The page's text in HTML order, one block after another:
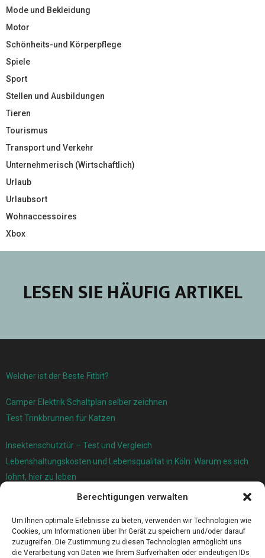
Berechtigungen verwalten
Um Ihnen optimale Erlebnisse zu bieten, verwenden wir Technologien wie
Cookies, um Informationen über Ihr Gerät zu speichern und/oder darauf
zuzugreifen. Die Zustimmung zu diesen Technologien ermöglicht uns
die Verarbeitung von Daten wie Ihrem Surfverhalten oder eindeutigen IDs
Mode und Bekleidung
Motor
Schönheits-und Körperpflege
Spiele
Sport
Stellen und Ausbildungen
Tieren
Tourismus
Transport und Verkehr
Unternehmerisch (Wirtschaftlich)
Urlaub
Urlaubsort
Wohnaccessoires
Xbox
LESEN SIE HÄUFIG ARTIKEL
Welcher ist der Beste Fitbit?
Camper Elektrik Schaltplan selber zeichnen
Test Trinkbrunnen für Katzen
Insektenschutztür – Test und Vergleich
Lebenshaltungskosten und Lebensqualität in Köln: Warum es sich
lohnt, hier zu leben
Ersatzfedern für Ihr Trampolin
Holländischer Stoffmarkt in Ihrer Nähe